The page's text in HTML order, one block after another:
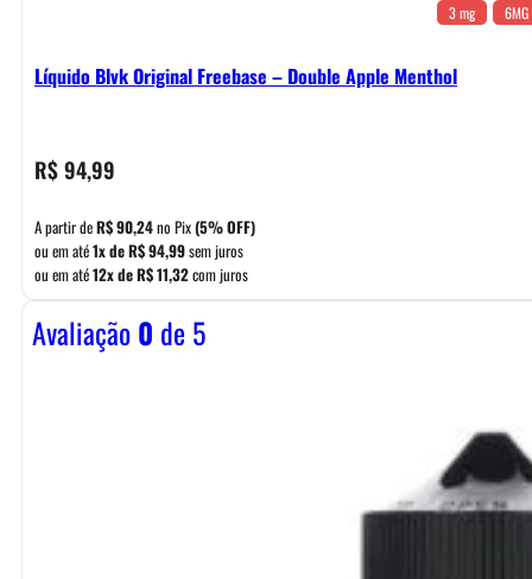
3 mg 6MG
Líquido Blvk Original Freebase – Double Apple Menthol
R$94,99
A partir deR$90,24no Pix(5% OFF)
ou em até1x deR$94,99sem juros
ou em até12x deR$11,32com juros
Avaliação0 de 5